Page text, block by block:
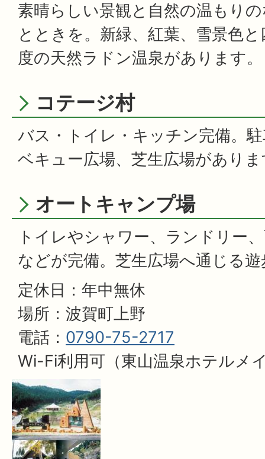
素晴らしい景観と自然の温もり
とときを。新緑、紅葉、雪景色
度の天然ラドン温泉があります。
コテージ村
バス・トイレ・キッチン完備。
ベキュー広場、芝生広場があり
オートキャンプ場
トイレやシャワー、ランドリー
などが完備。芝生広場へ通じる
定休日：年中無休
場所：波賀町上野
電話： 0790-75-2717
Wi-Fi利用可（東山温泉ホテルメ